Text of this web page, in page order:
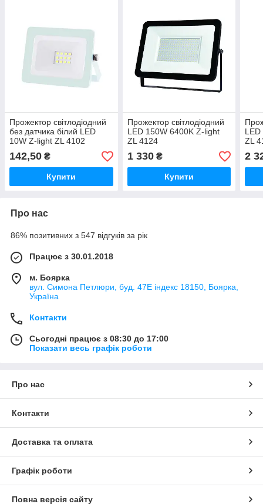
Прожектор світлодіодний
без датчика білий LED
10W Z-light ZL 4102
142,50 ₴
Купити
Прожектор світлодіодний
LED 150W 6400K Z-light
ZL 4124
1 330₴
Купити
ZL
2
Про нас
86% позитивних з 547 відгуків за рік
Працює з 30.01.2018
м. Боярка
вул. Симона Петлюри, буд. 47Е індекс 18150, Боярка,
Україна
Контакти
Сьогодні працює з 08:30 до 17:00
Показати весь графік роботи
Про нас
Контакти
Доставка та оплата
Графік роботи
Повна версія сайту